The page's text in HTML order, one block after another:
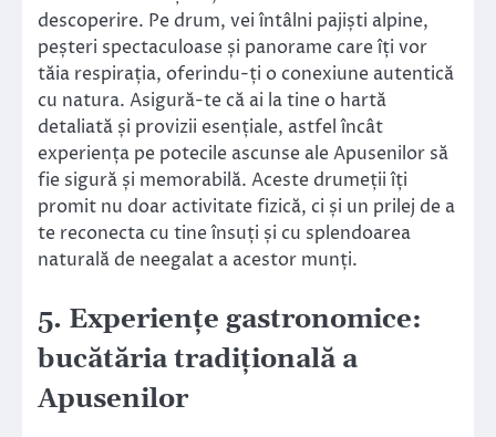
descoperire. Pe drum, vei întâlni pajiști alpine,
peșteri spectaculoase și panorame care îți vor
tăia respirația, oferindu-ți o conexiune autentică
cu natura. Asigură-te că ai la tine o hartă
detaliată și provizii esențiale, astfel încât
experiența pe potecile ascunse ale Apusenilor să
fie sigură și memorabilă. Aceste drumeții îți
promit nu doar activitate fizică, ci și un prilej de a
te reconecta cu tine însuți și cu splendoarea
naturală de neegalat a acestor munți.
5. Experiențe gastronomice:
bucătăria tradițională a
Apusenilor